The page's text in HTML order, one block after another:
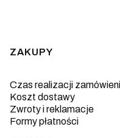
Linki w stopce
ZAKUPY
Czas realizacji
Koszt dostawy
Zwroty i reklamacje
Formy płatności